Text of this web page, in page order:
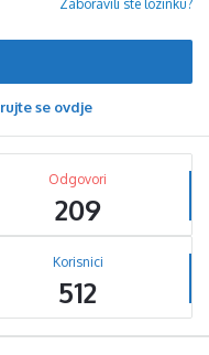
Zaboravili ste lozinku?
se ovdje
Odgovori
209
Korisnici
512